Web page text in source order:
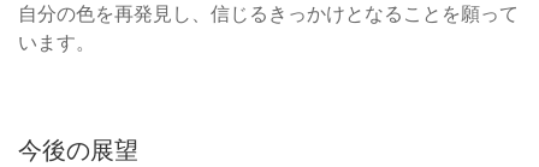
自分の色を再発見し、信じるきっかけとなることを願って
います。
今後の展望